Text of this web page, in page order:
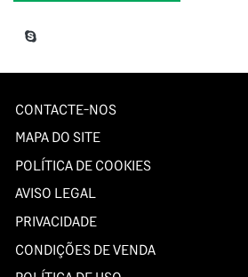
CONTACTE-NOS
MAPA DO SITE
POLÍTICA DE COOKIES
AVISO LEGAL
PRIVACIDADE
CONDIÇÕES DE VENDA